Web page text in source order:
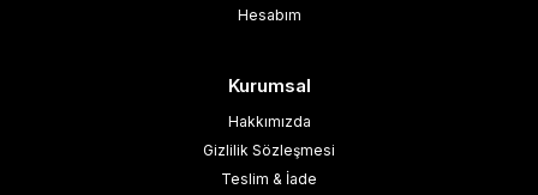
Hesabım
Kurumsal
Hakkımızda
Gizlilik Sözleşmesi
Teslim & İade